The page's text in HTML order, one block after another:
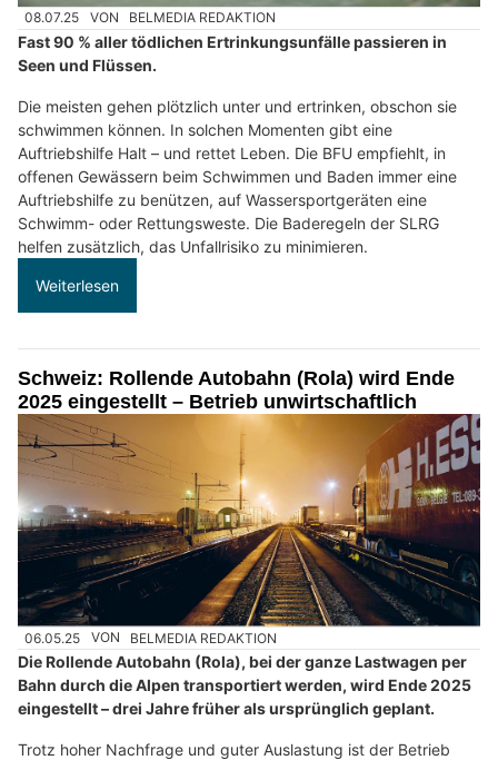
08.07.25 VON BELMEDIA REDAKTION
Fast 90 % aller tödlichen Ertrinkungsunfälle passieren in
Seen und Flüssen.
Die meisten gehen plötzlich unter und ertrinken, obschon sie
schwimmen können. In solchen Momenten gibt eine
Auftriebshilfe Halt – und rettet Leben. Die BFU empfiehlt, in
offenen Gewässern beim Schwimmen und Baden immer eine
Auftriebshilfe zu benützen, auf Wassersportgeräten eine
Schwimm- oder Rettungsweste. Die Baderegeln der SLRG
helfen zusätzlich, das Unfallrisiko zu minimieren.
Weiterlesen
Schweiz: Rollende Autobahn (Rola) wird Ende
2025 eingestellt – Betrieb unwirtschaftlich
06.05.25 VON BELMEDIA REDAKTION
Die Rollende Autobahn (Rola), bei der ganze Lastwagen per
Bahn durch die Alpen transportiert werden, wird Ende 2025
eingestellt – drei Jahre früher als ursprünglich geplant.
Trotz hoher Nachfrage und guter Auslastung ist der Betrieb